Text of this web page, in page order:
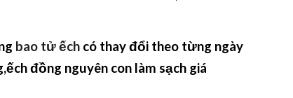
bao tử ếch có thay đổi theo từng ngày
đồng nguyên con làm sạch giá